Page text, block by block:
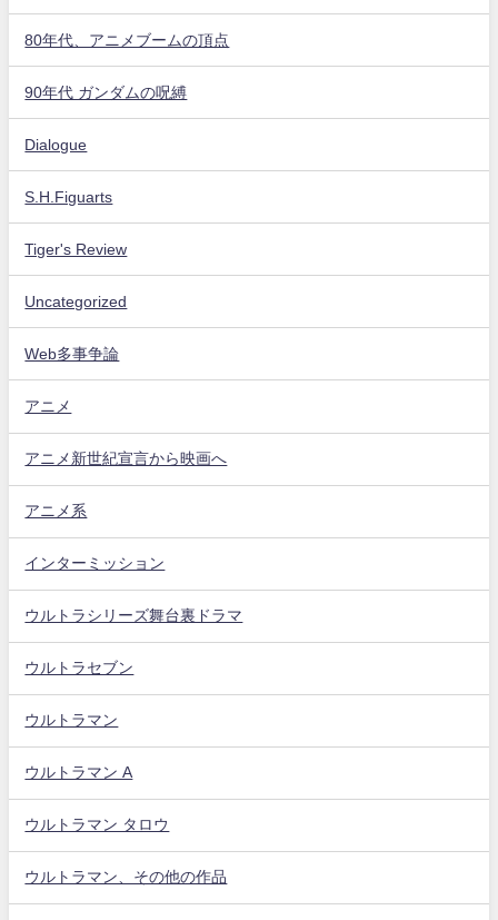
80年代、アニメブームの頂点
90年代 ガンダムの呪縛
Dialogue
S.H.Figuarts
Tiger's Review
Uncategorized
Web多事争論
アニメ
アニメ新世紀宣言から映画へ
アニメ系
インターミッション
ウルトラシリーズ舞台裏ドラマ
ウルトラセブン
ウルトラマン
ウルトラマン A
ウルトラマン タロウ
ウルトラマン、その他の作品